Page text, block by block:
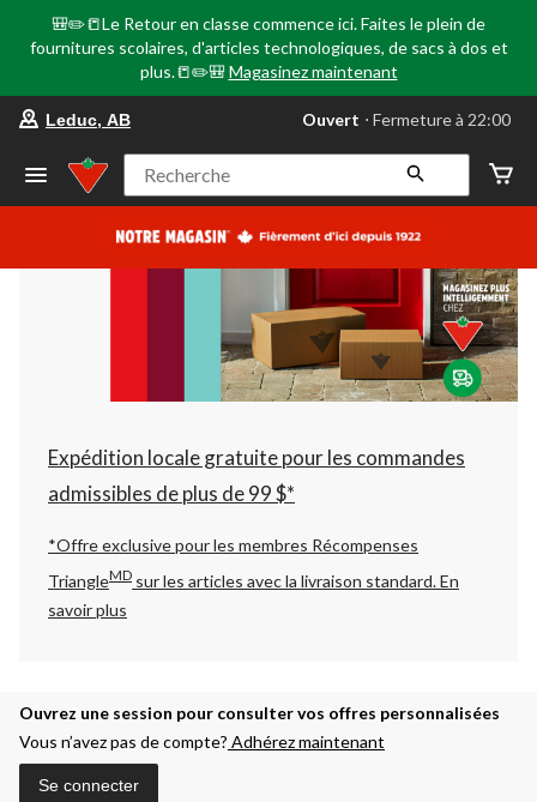
🎒✏️📒Le Retour en classe commence ici. Faites le plein de
fournitures scolaires, d'articles technologiques, de sacs à dos et
plus.📒✏️🎒 Magasinez maintenant
votre
préféré
Leduc,
AB,
courament
Fermeture
à
22:00
cliquer
pour
changer
Leduc, AB Ouvert ⋅ Fermeture à 22:00
Recherche
Expédition locale gratuite pour les commandes
admissibles de plus de 99 $*
*Offre exclusive pour les membres Récompenses
TriangleMD sur les articles avec la livraison standard.En
savoir plus
Ouvrez une session pour consulter vos offres personnalisées
Vous n’avez pas de compte? Adhérez maintenant
Se connecter